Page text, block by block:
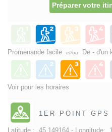
Préparer votre
Promenande facile et/ou De - d'un
Voir pour les horaires
1ER POINT GPS
Latitude : 45.149164 - Longitude: